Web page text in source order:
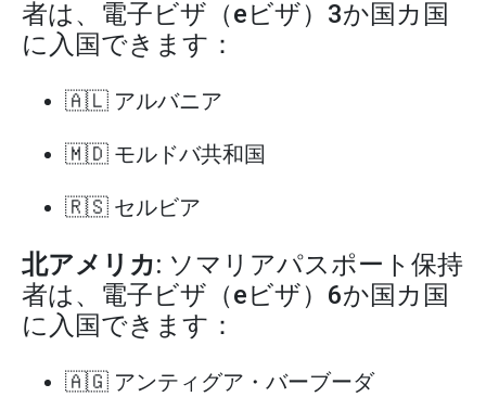
者は、電子ビザ（eビザ）3か国カ国
に入国できます：
🇦🇱 アルバニア
🇲🇩 モルドバ共和国
🇷🇸 セルビア
北アメリカ: ソマリアパスポート保持
者は、電子ビザ（eビザ）6か国カ国
に入国できます：
🇦🇬 アンティグア・バーブーダ